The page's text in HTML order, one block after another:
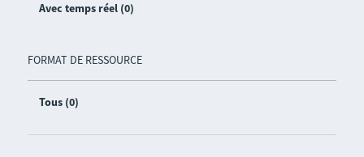
Avec temps réel (0)
FORMAT DE RESSOURCE
Tous (0)